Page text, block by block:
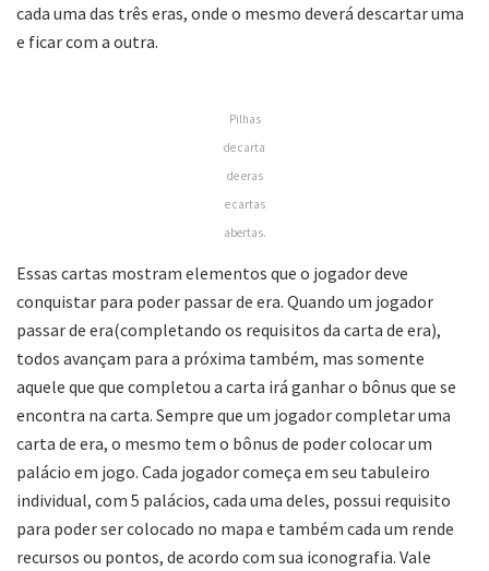
cada uma das três eras, onde o mesmo deverá descartar uma
e ficar com a outra.
Pilhas
de carta
de eras
e cartas
abertas.
Essas cartas mostram elementos que o jogador deve
conquistar para poder passar de era. Quando um jogador
passar de era(completando os requisitos da carta de era),
todos avançam para a próxima também, mas somente
aquele que que completou a carta irá ganhar o bônus que se
encontra na carta. Sempre que um jogador completar uma
carta de era, o mesmo tem o bônus de poder colocar um
palácio em jogo. Cada jogador começa em seu tabuleiro
individual, com 5 palácios, cada uma deles, possui requisito
para poder ser colocado no mapa e também cada um rende
recursos ou pontos, de acordo com sua iconografia. Vale